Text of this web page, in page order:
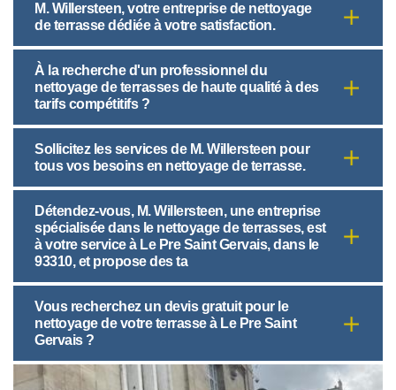
M. Willersteen, votre entreprise de nettoyage
de terrasse dédiée à votre satisfaction.
À la recherche d'un professionnel du
nettoyage de terrasses de haute qualité à des
tarifs compétitifs ?
Sollicitez les services de M. Willersteen pour
tous vos besoins en nettoyage de terrasse.
Détendez-vous, M. Willersteen, une entreprise
spécialisée dans le nettoyage de terrasses, est
à votre service à Le Pre Saint Gervais, dans le
93310, et propose des ta
Vous recherchez un devis gratuit pour le
nettoyage de votre terrasse à Le Pre Saint
Gervais ?